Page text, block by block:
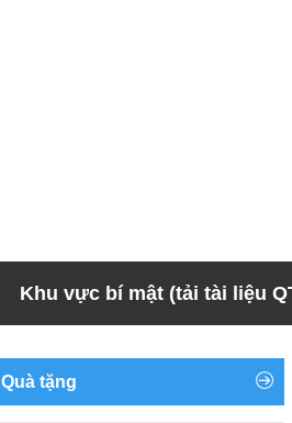
Khu vực bí mật (tải tài liệu
Quà tặng